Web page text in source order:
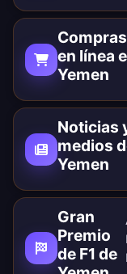
Compras
en línea
Yemen
Noticias
medios
Yemen
Gran
Premio
de F1 de